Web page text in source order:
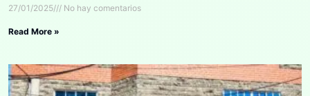
27/01/2025 No hay comentarios
Read More »